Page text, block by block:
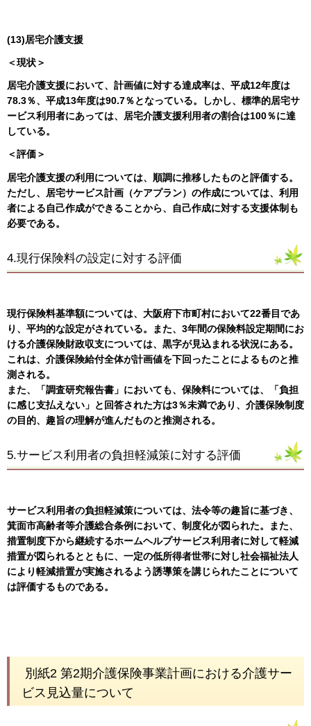
(13)居宅介護支援
＜現状＞
居宅介護支援において、計画値に対する達成率は、平成12年度は
78.3％、平成13年度は90.7％となっている。しかし、標準的居宅サ
ービス利用者にあっては、居宅介護支援利用者の割合は100％に達
している。
＜評価＞
居宅介護支援の利用については、順調に推移したものと評価する。
ただし、居宅サービス計画（ケアプラン）の作成については、利用
者による自己作成ができることから、自己作成に対する支援体制も
必要である。
4.現行保険料の設定に対する評価
現行保険料基準額については、大阪府下市町村において22番目であ
り、平均的な設定がされている。また、3年間の保険料設定期間にお
ける介護保険財政収支については、黒字が見込まれる状況にある。
これは、介護保険給付全体が計画値を下回ったことによるものと推
測される。
また、「調査研究報告書」においても、保険料については、「負担
に感じ支払えない」と回答された方は3％未満であり、介護保険制度
の目的、趣旨の理解が進んだものと推測される。
5.サービス利用者の負担軽減策に対する評価
サービス利用者の負担軽減策については、法令等の趣旨に基づき、
箕面市高齢者等介護総合条例において、制度化が図られた。また、
措置制度下から継続するホームヘルプサービス利用者に対して軽減
措置が図られるとともに、一定の低所得者世帯に対し社会福祉法人
により軽減措置が実施されるよう誘導策を講じられたことについて
は評価するものである。
別紙2 第2期介護保険事業計画における介護サー
ビス見込量について